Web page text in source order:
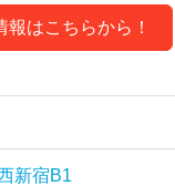
報はこちらから！
新宿B1